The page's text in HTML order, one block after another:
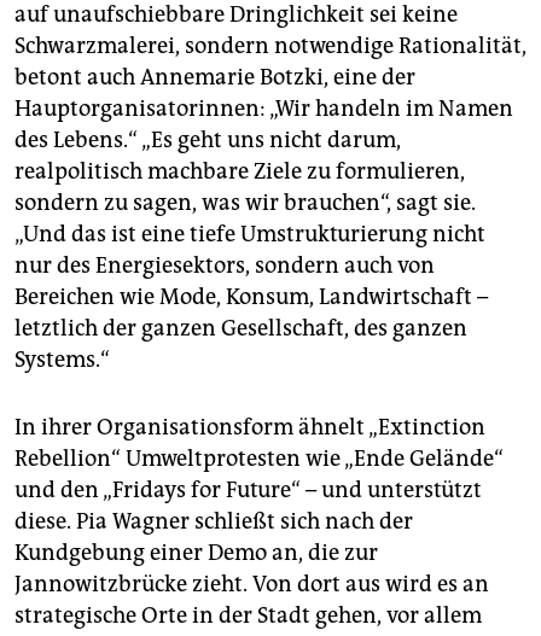
auf unaufschiebbare Dringlichkeit sei keine
Schwarzmalerei, sondern notwendige Rationalität,
betont auch Annemarie Botzki, eine der
Hauptorganisatorinnen: „Wir handeln im Namen
des Lebens.“ „Es geht uns nicht darum,
realpolitisch machbare Ziele zu formulieren,
sondern zu sagen, was wir brauchen“, sagt sie.
„Und das ist eine tiefe Umstrukturierung nicht
nur des Energiesektors, sondern auch von
Bereichen wie Mode, Konsum, Landwirtschaft –
letztlich der ganzen Gesellschaft, des ganzen
Systems.“
In ihrer Organisationsform ähnelt „Extinction
Rebellion“ Umweltprotesten wie „Ende Gelände“
und den „Fridays for Future“ – und unterstützt
diese. Pia Wagner schließt sich nach der
Kundgebung einer Demo an, die zur
Jannowitzbrücke zieht. Von dort aus wird es an
strategische Orte in der Stadt gehen, vor allem